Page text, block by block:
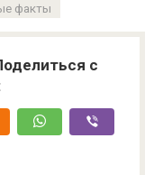
факты
с